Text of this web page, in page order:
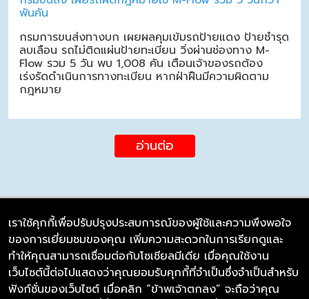
พันคัน
กรมการขนส่งทางบก เผยผลคุมเข้มรถป้ายแดง ป้ายชำรุด
ลบเลือน รถไม่ติดแผ่นป้ายทะเบียน วิ่งผ่านช่องทาง M-
Flow รวม 5 วัน พบ 1,008 คัน เตือนเจ้าของรถต้อง
เร่งรัดดำเนินการทางทะเบียน หากฝ่าฝืนมีความผิดตาม
กฎหมาย
อ่านต่อ
บริษัท ซิมลิงค์ จำกัด
98/226 Bangrakyai-Baanmai Road,
Bangyai, Nonthaburi 11140
เราใช้คุกกี้เพื่อปรับปรุงประสบการณ์ของผู้ใช้และความพึงพอใจ
ของการเยี่ยมชมของคุณ เพิ่มความสะดวกในการเรียกดูและ
ทำให้คุณสามารถเชื่อมต่อกับโซเชียลมีเดีย เมื่อคุณใช้งาน
เว็บไซต์นี้ต่อไปแสดงว่าคุณยอมรับคุกกี้ที่จำเป็นซึ่งจำเป็นสำหรับ
ฟังก์ชั่นของเว็บไซต์ เมื่อคลิก “ข้าพเจ้าตกลง” จะถือว่าคุณ